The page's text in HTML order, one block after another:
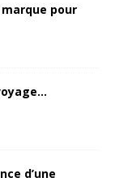
pour
d’une